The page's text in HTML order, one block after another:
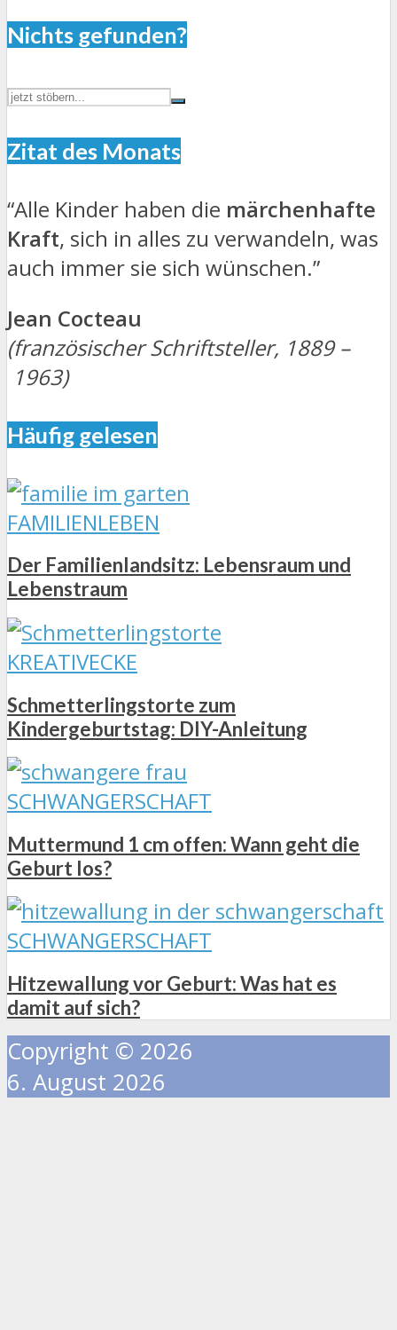
Nichts gefunden?
Zitat des Monats
“Alle Kinder haben die märchenhafte
Kraft, sich in alles zu verwandeln, was
auch immer sie sich wünschen.”
Jean Cocteau
(französischer Schriftsteller, 1889 –
1963)
Häufig gelesen
FAMILIENLEBEN
Der Familienlandsitz: Lebensraum und
Lebenstraum
KREATIVECKE
Schmetterlingstorte zum
Kindergeburtstag: DIY-Anleitung
SCHWANGERSCHAFT
Muttermund 1 cm offen: Wann geht die
Geburt los?
SCHWANGERSCHAFT
Hitzewallung vor Geburt: Was hat es
damit auf sich?
Copyright © 2026
6. August 2026